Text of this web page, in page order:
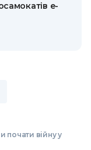
e-
почати війну у